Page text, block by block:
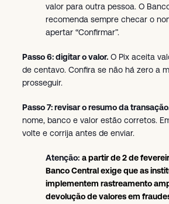
valor para outra pessoa. O
recomenda sempre checar o
apertar “Confirmar”.
Passo 6: digitar o valor. O Pix aceita
de centavo. Confira se não há zero a
prosseguir.
Passo 7: revisar o resumo da
nome, banco e valor estão corretos.
volte e corrija antes de enviar.
Atenção: a partir de 2 de
Banco Central exige que as
implementem rastreamento
devolução de valores em